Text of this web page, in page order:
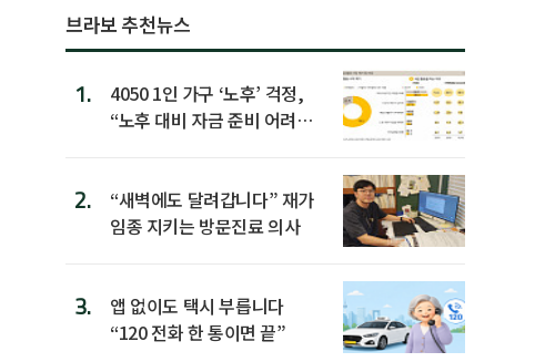
브라보 추천뉴스
1.
4050 1인 가구 ‘노후’ 걱정,
“노후 대비 자금 준비 어려
2.
“새벽에도 달려갑니다” 재가
임종 지키는 방문진료 의사
3.
앱 없이도 택시 부릅니다
“120 전화 한 통이면 끝”